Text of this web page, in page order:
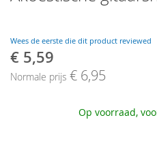
Wees de eerste die dit product reviewed
Speciale
€ 5,59
Normale prijs € 6,95
Op voorraad,
the
the
images
gallery